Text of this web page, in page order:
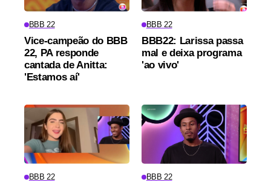
BBB 22
Vice-campeão do BBB
22, PA responde
cantada de Anitta:
'Estamos aí'
BBB 22
BBB22: Larissa passa
mal e deixa programa
'ao vivo'
BBB 22 BBB 22